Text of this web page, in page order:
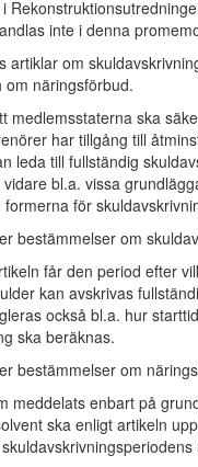
inte i denna
artiklar om
näringsförbud.
medlemsstaterna ska
har tillgång till
leda till fullständig
bl.a. vissa
för
bestämmelser om
får den period efter
kan avskrivas
också bl.a. hur
ska beräknas.
bestämmelser om
meddelats enbart på
ska enligt artikeln